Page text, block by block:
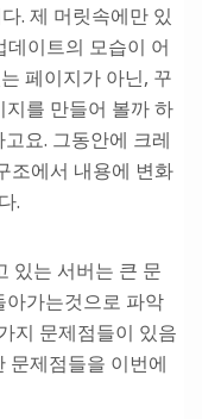
. 제 머릿속에만 있
이트의 모습이 어
페이지가 아닌, 꾸
를 만들어 볼까 하
요. 그동안에 크레
조에서 내용에 변화
.
있는 서버는 큰 문
가는것으로 파악
지 문제점들이 있음
문제점들을 이번에